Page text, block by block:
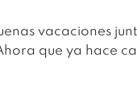
vacaciones
que ya hace